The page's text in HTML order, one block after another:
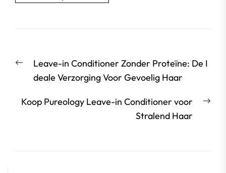
Vorige
bericht:
Leave-in Conditioner Zonder Proteïne: De I
deale Verzorging Voor Gevoelig Haar
Koop Pureology Leave-in Conditioner voor
Stralend Haar